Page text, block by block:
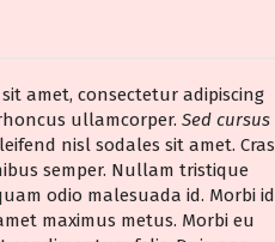
amet, consectetur adipiscing
ullamcorper. Sed cursus
nisl sodales sit amet. Cras
semper. Nullam tristique
odio malesuada id. Morbi id
maximus metus. Morbi eu